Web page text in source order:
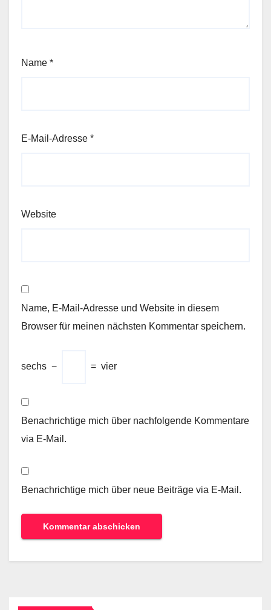
Name *
E-Mail-Adresse *
Website
Name, E-Mail-Adresse und Website in diesem
Browser für meinen nächsten Kommentar speichern.
sechs − = vier
Benachrichtige mich über nachfolgende Kommentare
via E-Mail.
Benachrichtige mich über neue Beiträge via E-Mail.